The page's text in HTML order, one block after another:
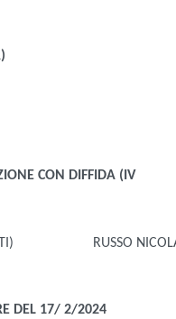
CON DIFFIDA (IV
RUSSO
DEL 17/ 2/2024